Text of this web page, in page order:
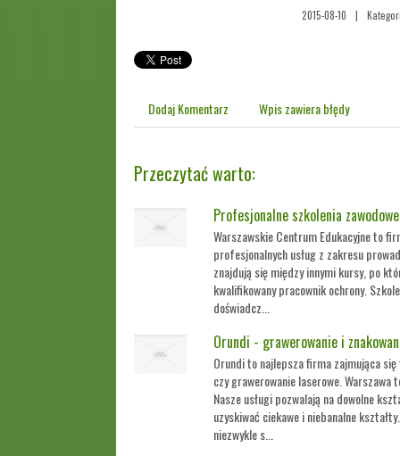
2015-08-10 |
Dodaj Komentarz Wpis zawiera błędy
Przeczytać warto:
Profesjonalne szkolenia
Warszawskie Centrum Edukacyjne to
profesjonalnych usług z zakresu
znajdują się między innymi kursy, po
kwalifikowany pracownik ochrony.
doświadcz...
Orundi - grawerowanie i
Orundi to najlepsza firma zajmująca
czy grawerowanie laserowe. Warszawa
Nasze usługi pozwalają na dowolne
uzyskiwać ciekawe i niebanalne
niezwykle s...